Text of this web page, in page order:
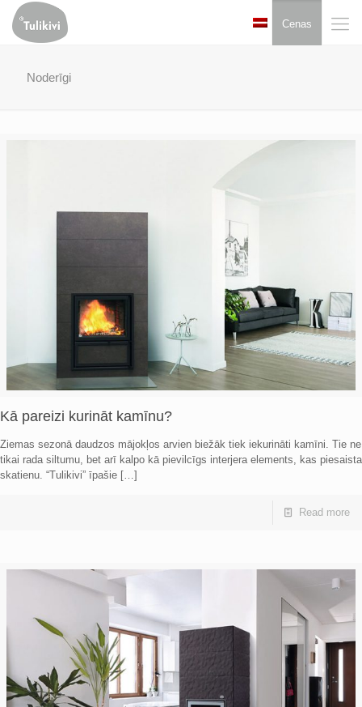
Cenas
Noderīgi
Kā pareizi kurināt kamīnu?
Ziemas sezonā daudzos mājokļos arvien biežāk tiek iekurināti kamīni. Tie ne
tikai rada siltumu, bet arī kalpo kā pievilcīgs interjera elements, kas piesaista
skatienu. “Tulikivi” īpašie […]
Read more